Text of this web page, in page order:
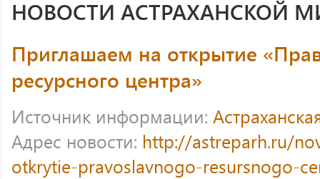
НОВОСТИ АСТРАХАНСКОЙ
Приглашаем на открытие
ресурсного центра»
Источник информации:
Адрес новости: http://astreparh.ru/
otkrytie-pravoslavnogo-resursnogo-